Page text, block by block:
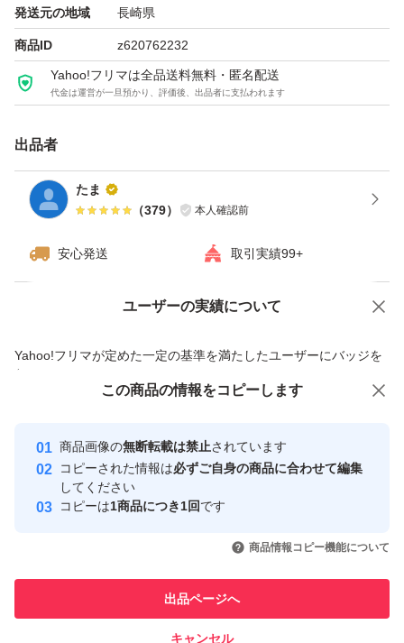
発送元の地域 長崎県
商品ID z620762232
Yahoo!フリマは全品送料無料・匿名配送
代金は運営が一旦預かり、評価後、出品者に支払われます
出品者
たま
（379） 本人確認前
安心発送 取引実績99+
ユーザーの実績について
Yahoo!フリマが定めた一定の基準を満たしたユーザーにバッジを
付与しています
安心取引出品者
心・安全なユーザーです
取引実績
引を完了させた実績があります
での取引実績があります
価格の相談 商品への質問
この商品の情報をコピーします
商品画像の無断転載は禁止されています
コピーされた情報は必ずご自身の商品に合わせて編集
してください
コピーは1商品につき1回です
商品情報コピー機能について
出品ページへ
キャンセル
この商品をみている人にオススメ